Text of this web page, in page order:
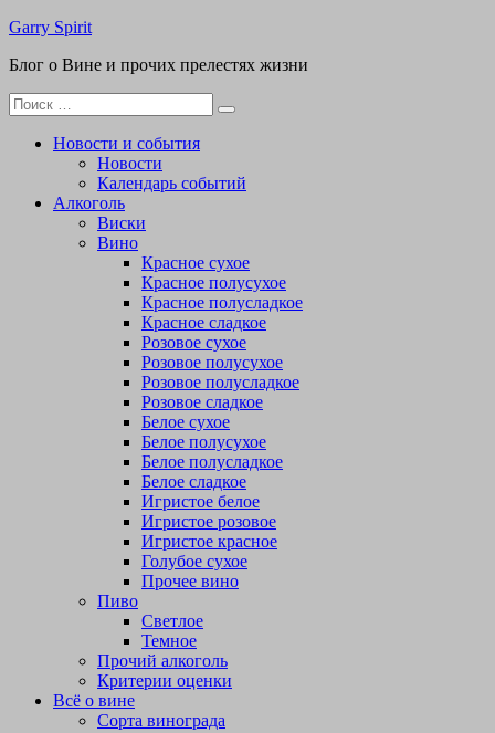
Перейти
содержимому
Garry Spirit
Блог о Вине и прочих прелестях жизни
Поиск
для:
Новости и события
Новости
Календарь событий
Алкоголь
Виски
Вино
Красное сухое
Красное полусухое
Красное полусладкое
Красное сладкое
Розовое сухое
Розовое полусухое
Розовое полусладкое
Розовое сладкое
Белое сухое
Белое полусухое
Белое полусладкое
Белое сладкое
Игристое белое
Игристое розовое
Игристое красное
Голубое сухое
Прочее вино
Пиво
Светлое
Темное
Прочий алкоголь
Критерии оценки
Всё о вине
Сорта винограда